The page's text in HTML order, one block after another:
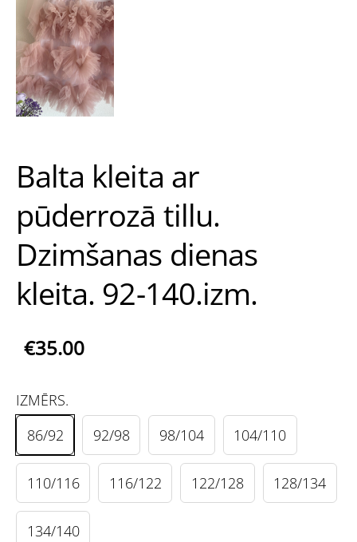
Balta kleita ar
pūderrozā tillu.
Dzimšanas dienas
kleita. 92-140.izm.
€35.00
IZMĒRS.
86/92
92/98 98/104 104/110
110/116 116/122 122/128 128/134
134/140